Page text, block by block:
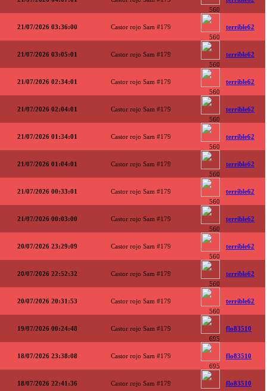
560
21/07/2026 03:36:00
Castor rojo Sam #179
560
terrible62
21/07/2026 03:05:01
Castor rojo Sam #179
560
terrible62
21/07/2026 02:34:01
Castor rojo Sam #179
560
terrible62
21/07/2026 02:04:01
Castor rojo Sam #179
560
terrible62
21/07/2026 01:34:01
Castor rojo Sam #179
560
terrible62
21/07/2026 01:04:01
Castor rojo Sam #179
560
terrible62
21/07/2026 00:33:01
Castor rojo Sam #179
560
terrible62
21/07/2026 00:03:00
Castor rojo Sam #179
560
terrible62
20/07/2026 23:29:09
Castor rojo Sam #179
560
terrible62
20/07/2026 22:52:32
Castor rojo Sam #179
560
terrible62
20/07/2026 20:31:53
Castor rojo Sam #179
560
terrible62
19/07/2026 00:24:48
Castor rojo Sam #179
695
flo83510
18/07/2026 23:38:08
Castor rojo Sam #179
695
flo83510
18/07/2026 22:41:36
Castor rojo Sam #179
flo83510